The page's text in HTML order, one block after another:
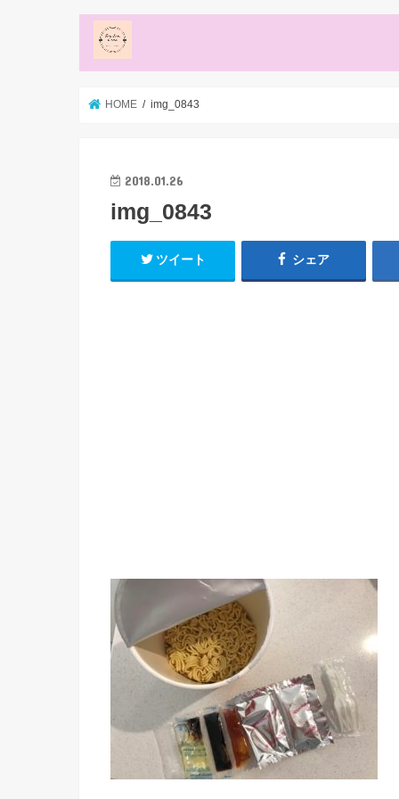
HOME img_0843
2018.01.26
img_0843
ツイート シェア